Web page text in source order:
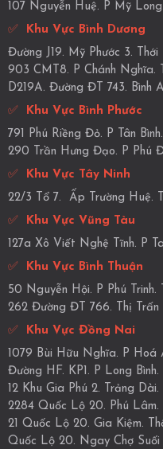
107 Nguyễn Huệ. P Mỹ
✅ Khu Vực Bình Dương
Đường J19. Mỹ Phước 3.
903 CMT8. P Chánh Nghĩa.
D219A. Đường ĐT 743. Bình
✅ Khu Vực Bình Phước
791 Phú Riềng Đỏ. P Tân
290 Trần Hưng Đạo. P Phú
✅ Khu Vực Tây Ninh
22/3 Tổ 7. Ấp Trường Huệ.
✅ Khu Vực Vũng Tàu
127a Xô Viết Nghệ Tĩnh. P
✅ Khu Vực Bình Thuận
50 Nguyễn Hội. P Phú Trinh.
262 Đường ĐT 766. Thị Trấn
✅ Khu Vực Đồng Nai
1079 Bùi Hữu Nghĩa. P Hoá
Đường HF. KP1. P Long
12 Khu Gia Phú 2. Trảng Dài.
2284 Quốc Lộ 20. Phú Lâm.
21 Quốc Lộ 20. Gia Kiệm.
Quốc Lộ 20. Ngay Chợ